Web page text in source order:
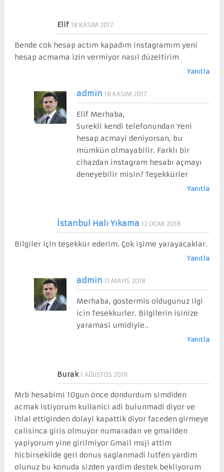
Elif 18 KASIM 2017
Bende cok hesap actım kapadım instagramım yeni
hesap acmama izin vermiyor nasıl düzeltirim
Yanıtla
admin 18 KASIM 2017
Elif Merhaba,
Surekli kendi telefonundan Yeni
hesap acmayi deniyorsan, bu
mümkün olmayabilir. Farklı bir
cihazdan instagram hesabı açmayı
deneyebilir misin? Teşekkürler
Yanıtla
İstanbul Halı Yıkama 12 OCAK 2018
Bilgiler için teşekkür ederim. Çok işime yarayacaklar.
Yanıtla
admin 11 MAYIS 2018
Merhaba, gostermis oldugunuz ilgi
icin Tesekkurler. Bilgilerin isinize
yaramasi umidiyle..
Yanıtla
Burak 1 AĞUSTOS 2019
Mrb hesabimi 10gun önce dondurdum simdiden
acmak istiyorum kullanici adi bulunmadi diyor ve
ihlal ettiginden dolayi kapattik diyor faceden girmeye
calisinca giris olmuyor numaradan ve gmailden
yapiyorum yine girilmiyor Gmail msji attim
hicbirsekilde geri donus saglanmadi lutfen yardim
olunuz bu konuda sizden yardim destek bekliyorum